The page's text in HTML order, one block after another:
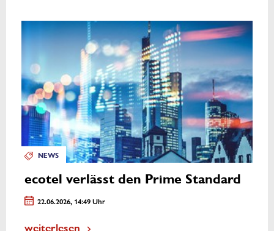
NEWS
ecotel verlässt den Prime Standard
22.06.2026, 14:49 Uhr
weiterlesen